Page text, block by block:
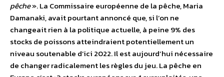
pêche». La Commissaire européenne de la pêche, Maria
Damanaki, avait pourtant annoncé que, si l’on ne
changeait rien à la politique actuelle, à peine 9% des
stocks de poissons atteindraient potentiellement un
niveau soutenable d’ici 2022. Il est aujourd’hui nécessaire
de changer radicalement les règles du jeu. La pêche en